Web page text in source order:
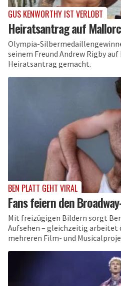
GUS KENWORTHY IST VERLOBT
Heiratsantrag auf
Olympia-
seinem Freund Andrew Rigby
Heiratsantrag gemacht.
BEN PLATT GEHT VIRAL
Fans feiern den
Mit freizügigen Bildern sorgt
Aufsehen – gleichzeitig arbeitet
mehreren Film- und